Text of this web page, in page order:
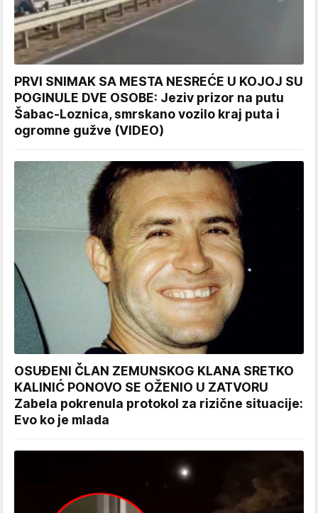
PRVI SNIMAK SA MESTA NESREĆE U KOJOJ SU
POGINULE DVE OSOBE: Jeziv prizor na putu
Šabac-Loznica, smrskano vozilo kraj puta i
ogromne gužve (VIDEO)
OSUĐENI ČLAN ZEMUNSKOG KLANA SRETKO
KALINIĆ PONOVO SE OŽENIO U ZATVORU
Zabela pokrenula protokol za rizične situacije:
Evo ko je mlada